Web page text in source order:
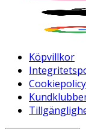
Köpvillkor
Cookiepolicy